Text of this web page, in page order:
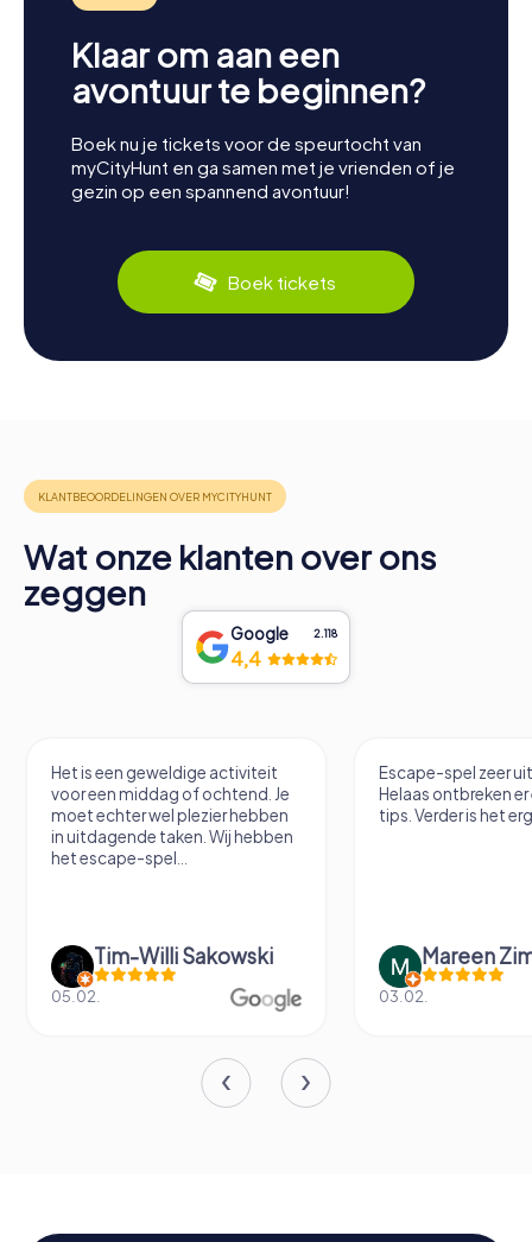
Klaar om aan een
avontuur te beginnen?
Boek nu je tickets voor de speurtocht van
myCityHunt en ga samen met je vrienden of je
gezin op een spannend avontuur!
Boek tickets
Wat onze klanten over ons
zeggen
Google 2.118
4,4
Escape-spel zeer uitdagend.
Helaas ontbreken er een paar
tips. Verder is het erg leuk.
Mareen Zimmermann
03.02.
Hele coole VR
Fabian
14.06.